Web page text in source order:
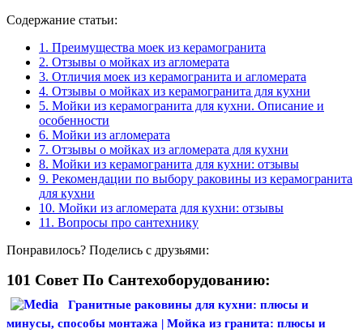
Содержание статьи:
1. Преимущества моек из керамогранита
2. Отзывы о мойках из агломерата
3. Отличия моек из керамогранита и агломерата
4. Отзывы о мойках из керамогранита для кухни
5. Мойки из керамогранита для кухни. Описание и
особенности
6. Мойки из агломерата
7. Отзывы о мойках из агломерата для кухни
8. Мойки из керамогранита для кухни: отзывы
9. Рекомендации по выбору раковины из керамогранита
для кухни
10. Мойки из агломерата для кухни: отзывы
11. Вопросы про сантехнику
Понравилось? Поделись с друзьями:
101 Совет По Сантехоборудованию:
Гранитные раковины для кухни: плюсы и
минусы, способы монтажа | Мойка из гранита: плюсы и